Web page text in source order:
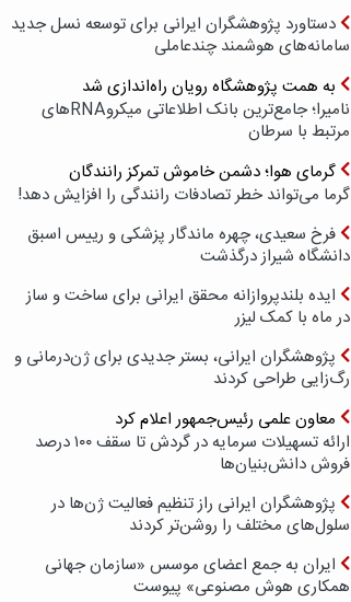
دستاورد پژوهشگران ایرانی برای توسعه نسل جدید
سامانه‌های هوشمند چندعاملی
به همت پژوهشگاه رویان راه‌اندازی شد
نامیرا؛ جامع‌ترین بانک اطلاعاتی میکروRNAهای
مرتبط با سرطان
گرمای هوا؛ دشمن خاموش تمرکز رانندگان
گرما می‌تواند خطر تصادفات رانندگی را افزایش دهد!
فرخ سعیدی، چهره ماندگار پزشکی و رییس اسبق
دانشگاه شیراز درگذشت
ایده بلندپروازانه محقق ایرانی برای ساخت و ساز
در ماه با کمک لیزر
پژوهشگران ایرانی، بستر جدیدی برای ژن‌درمانی و
رگ‌زایی طراحی کردند
معاون علمی رئیس‌جمهور اعلام کرد
ارائه تسهیلات سرمایه در گردش تا سقف ۱۰۰ درصد
فروش دانش‌بنیان‌ها
پژوهشگران ایرانی راز تنظیم فعالیت ژن‌ها در
سلول‌های مختلف را روشن‌تر کردند
ایران به جمع اعضای موسس «سازمان جهانی
همکاری هوش مصنوعی» پیوست